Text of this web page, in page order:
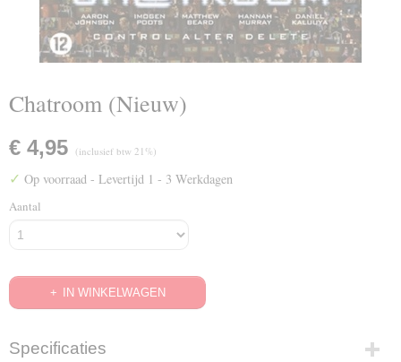
Chatroom (Nieuw)
€ 4,95 (inclusief btw 21%)
✓ Op voorraad - Levertijd 1 - 3 Werkdagen
Aantal
IN WINKELWAGEN
Specificaties